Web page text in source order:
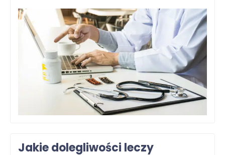
Jakie dolegliwości leczy